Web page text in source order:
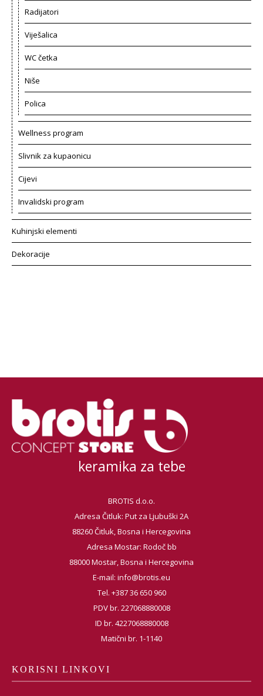
Radijatori
Viješalica
WC četka
Niše
Polica
Wellness program
Slivnik za kupaonicu
Cijevi
Invalidski program
Kuhinjski elementi
Dekoracije
keramika za tebe
BROTIS d.o.o.
Adresa Čitluk: Put za Ljubuški 2A
88260 Čitluk, Bosna i Hercegovina
Adresa Mostar: Rodoč bb
88000 Mostar, Bosna i Hercegovina
E-mail: info@brotis.eu
Tel. +387 36 650 960
PDV br. 227068880008
ID br. 4227068880008
Matični br. 1-1140
KORISNI LINKOVI